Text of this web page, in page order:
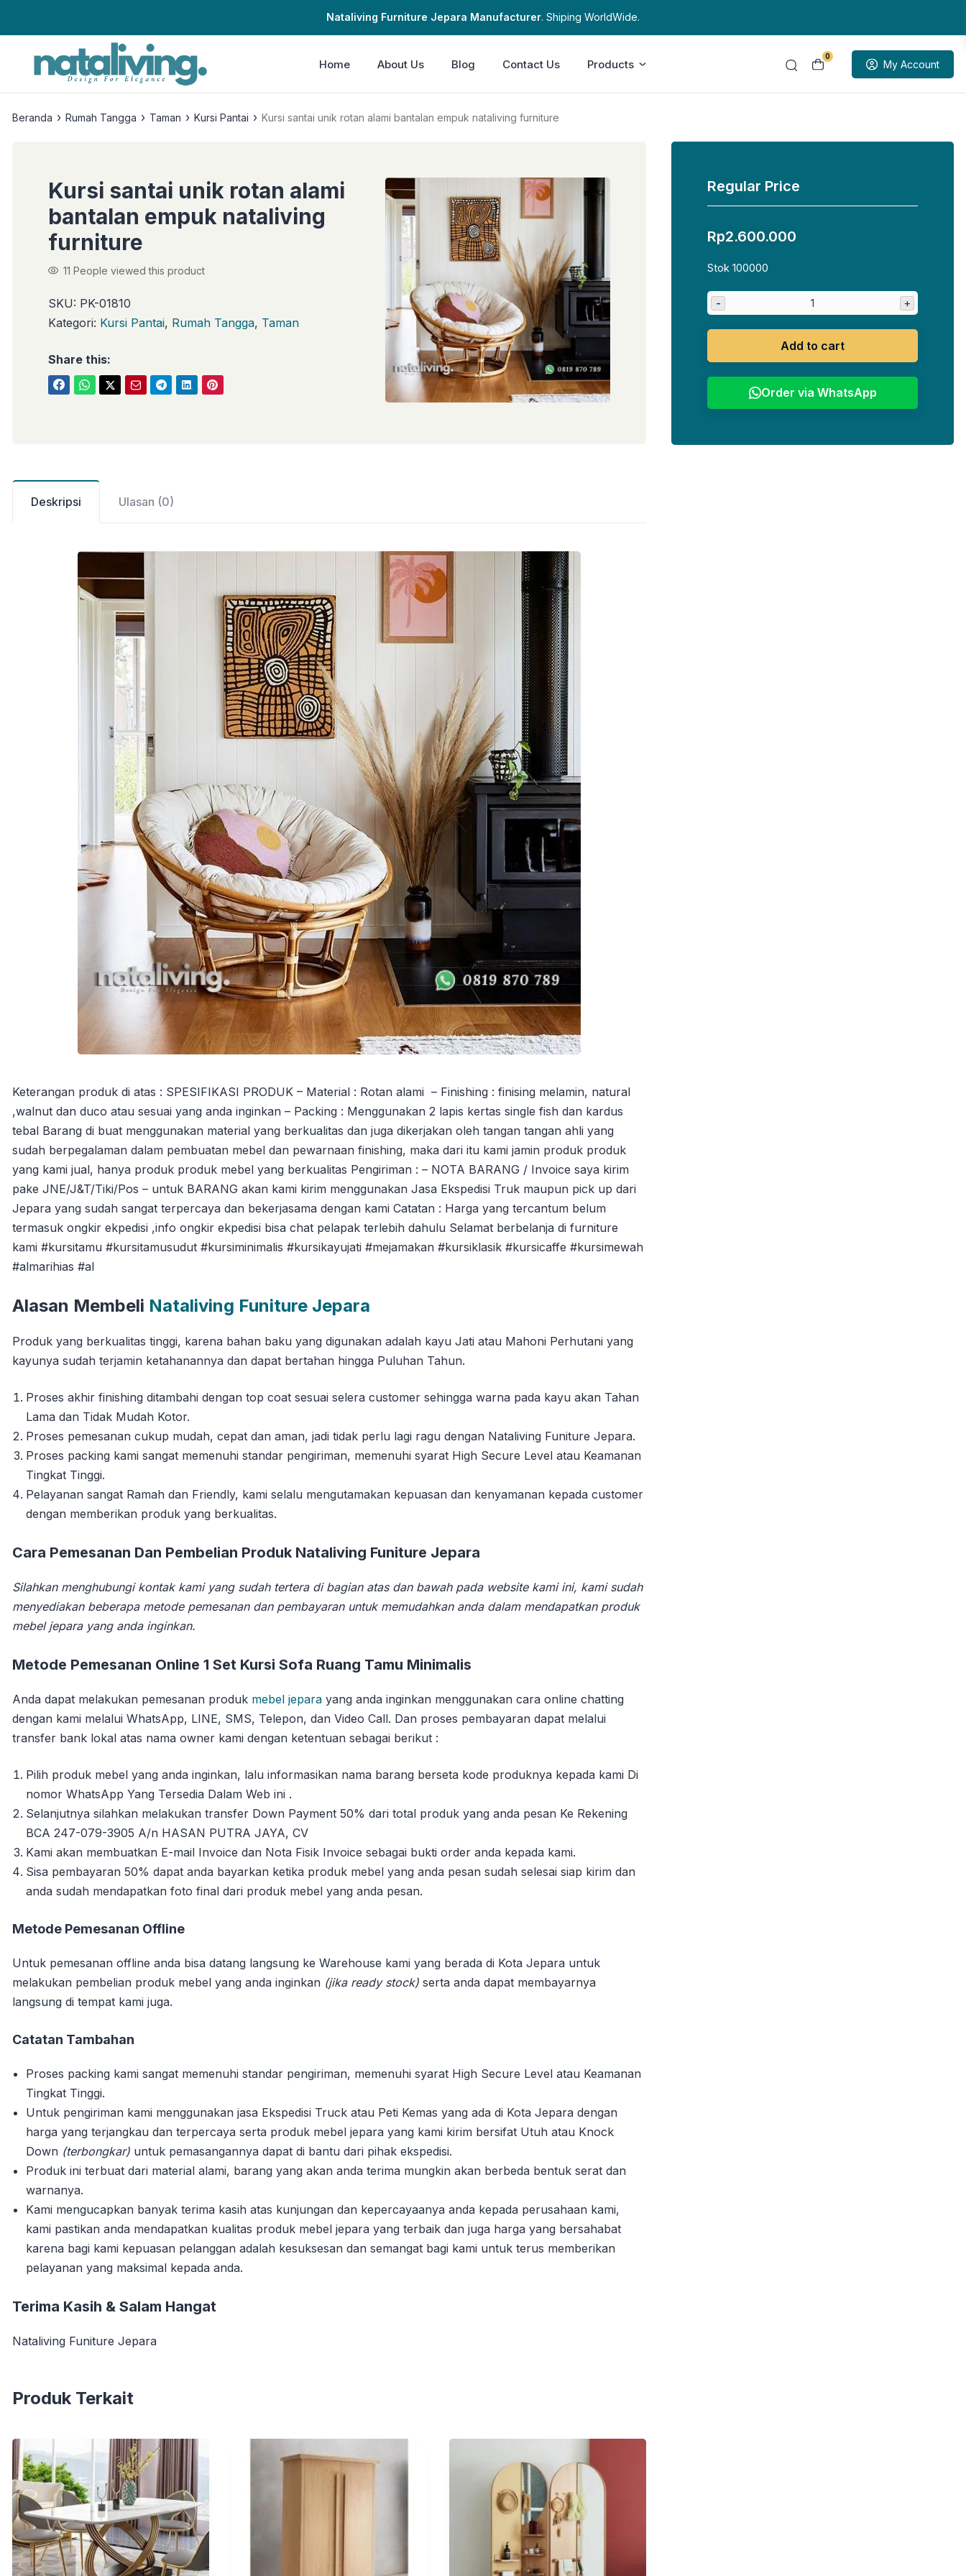
Nataliving Furniture Jepara Manufacturer. Shiping WorldWide.
0
My Account
Home About Us Blog Contact Us Products
Beranda › Rumah Tangga › Taman › Kursi Pantai › Kursi santai unik rotan alami bantalan empuk nataliving furniture
Kursi santai unik rotan alami
bantalan empuk nataliving
furniture
11 People viewed this product
SKU: PK-01810
Kategori: Kursi Pantai, Rumah Tangga, Taman
Share this:
Deskripsi Ulasan (0)
Keterangan produk di atas : SPESIFIKASI PRODUK – Material : Rotan alami – Finishing : finising melamin, natural
,walnut dan duco atau sesuai yang anda inginkan – Packing : Menggunakan 2 lapis kertas single fish dan kardus
tebal Barang di buat menggunakan material yang berkualitas dan juga dikerjakan oleh tangan tangan ahli yang
sudah berpegalaman dalam pembuatan mebel dan pewarnaan finishing, maka dari itu kami jamin produk produk
yang kami jual, hanya produk produk mebel yang berkualitas Pengiriman : – NOTA BARANG / Invoice saya kirim
pake JNE/J&T/Tiki/Pos – untuk BARANG akan kami kirim menggunakan Jasa Ekspedisi Truk maupun pick up dari
Jepara yang sudah sangat terpercaya dan bekerjasama dengan kami Catatan : Harga yang tercantum belum
termasuk ongkir ekpedisi ,info ongkir ekpedisi bisa chat pelapak terlebih dahulu Selamat berbelanja di furniture
kami #kursitamu #kursitamusudut #kursiminimalis #kursikayujati #mejamakan #kursiklasik #kursicaffe #kursimewah
#almarihias #al
Alasan Membeli Nataliving Funiture Jepara
Produk yang berkualitas tinggi, karena bahan baku yang digunakan adalah kayu Jati atau Mahoni Perhutani yang
kayunya sudah terjamin ketahanannya dan dapat bertahan hingga Puluhan Tahun.
Proses akhir finishing ditambahi dengan top coat sesuai selera customer sehingga warna pada kayu akan Tahan
Lama dan Tidak Mudah Kotor.
Proses pemesanan cukup mudah, cepat dan aman, jadi tidak perlu lagi ragu dengan Nataliving Funiture Jepara.
Proses packing kami sangat memenuhi standar pengiriman, memenuhi syarat High Secure Level atau Keamanan
Tingkat Tinggi.
Pelayanan sangat Ramah dan Friendly, kami selalu mengutamakan kepuasan dan kenyamanan kepada customer
dengan memberikan produk yang berkualitas.
Cara Pemesanan Dan Pembelian Produk Nataliving Funiture Jepara
Silahkan menghubungi kontak kami yang sudah tertera di bagian atas dan bawah pada website kami ini, kami sudah
menyediakan beberapa metode pemesanan dan pembayaran untuk memudahkan anda dalam mendapatkan produk
mebel jepara yang anda inginkan.
Metode Pemesanan Online 1 Set Kursi Sofa Ruang Tamu Minimalis
Anda dapat melakukan pemesanan produk mebel jepara yang anda inginkan menggunakan cara online chatting
dengan kami melalui WhatsApp, LINE, SMS, Telepon, dan Video Call. Dan proses pembayaran dapat melalui
transfer bank lokal atas nama owner kami dengan ketentuan sebagai berikut :
Pilih produk mebel yang anda inginkan, lalu informasikan nama barang berseta kode produknya kepada kami Di
nomor WhatsApp Yang Tersedia Dalam Web ini .
Selanjutnya silahkan melakukan transfer Down Payment 50% dari total produk yang anda pesan Ke Rekening
BCA 247-079-3905 A/n HASAN PUTRA JAYA, CV
Kami akan membuatkan E-mail Invoice dan Nota Fisik Invoice sebagai bukti order anda kepada kami.
Sisa pembayaran 50% dapat anda bayarkan ketika produk mebel yang anda pesan sudah selesai siap kirim dan
anda sudah mendapatkan foto final dari produk mebel yang anda pesan.
Metode Pemesanan Offline
Untuk pemesanan offline anda bisa datang langsung ke Warehouse kami yang berada di Kota Jepara untuk
melakukan pembelian produk mebel yang anda inginkan (jika ready stock) serta anda dapat membayarnya
langsung di tempat kami juga.
Catatan Tambahan
Proses packing kami sangat memenuhi standar pengiriman, memenuhi syarat High Secure Level atau Keamanan
Tingkat Tinggi.
Untuk pengiriman kami menggunakan jasa Ekspedisi Truck atau Peti Kemas yang ada di Kota Jepara dengan
harga yang terjangkau dan terpercaya serta produk mebel jepara yang kami kirim bersifat Utuh atau Knock
Down (terbongkar) untuk pemasangannya dapat di bantu dari pihak ekspedisi.
Produk ini terbuat dari material alami, barang yang akan anda terima mungkin akan berbeda bentuk serat dan
warnanya.
Kami mengucapkan banyak terima kasih atas kunjungan dan kepercayaanya anda kepada perusahaan kami,
kami pastikan anda mendapatkan kualitas produk mebel jepara yang terbaik dan juga harga yang bersahabat
karena bagi kami kepuasan pelanggan adalah kesuksesan dan semangat bagi kami untuk terus memberikan
pelayanan yang maksimal kepada anda.
Terima Kasih & Salam Hangat
Nataliving Funiture Jepara
Produk Terkait
Regular Price
Rp2.600.000
Stok 100000
- +
Add to cart
Order via WhatsApp